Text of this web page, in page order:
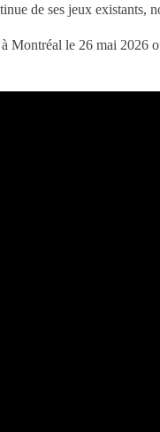
de ses jeux existants,
le 26 mai